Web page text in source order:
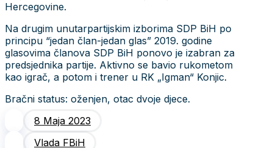
Hercegovine.
Na drugim unutarpartijskim izborima SDP BiH po
principu “jedan član-jedan glas” 2019. godine
glasovima članova SDP BiH ponovo je izabran za
predsjednika partije. Aktivno se bavio rukometom
kao igrač, a potom i trener u RK „Igman“ Konjic.
Bračni status: oženjen, otac dvoje djece.
8 Maja 2023
Vlada FBiH